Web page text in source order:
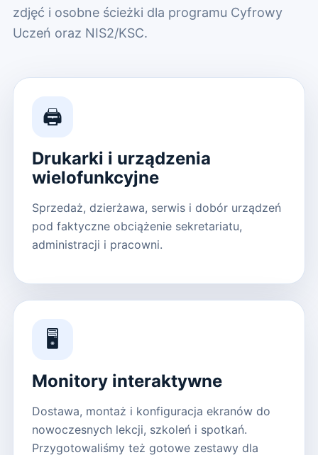
zdjęć i osobne ścieżki dla programu Cyfrowy
Uczeń oraz NIS2/KSC.
🖨️
Drukarki i urządzenia
wielofunkcyjne
Sprzedaż, dzierżawa, serwis i dobór urządzeń
pod faktyczne obciążenie sekretariatu,
administracji i pracowni.
🖥️
Monitory interaktywne
Dostawa, montaż i konfiguracja ekranów do
nowoczesnych lekcji, szkoleń i spotkań.
Przygotowaliśmy też gotowe zestawy dla